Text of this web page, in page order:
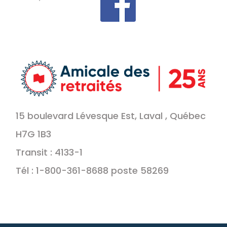
15 boulevard Lévesque Est, Laval , Québec
H7G 1B3
Transit : 4133-1
Tél : 1-800-361-8688 poste 58269